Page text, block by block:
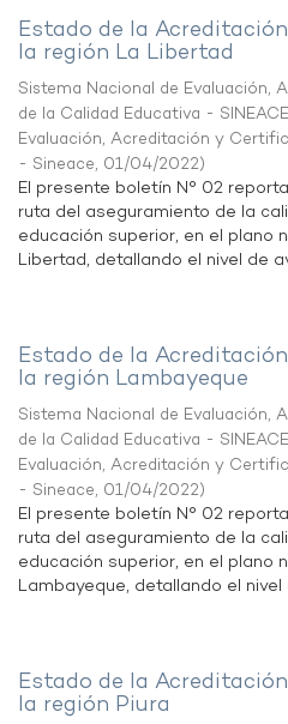
Estado de la
la región La Libertad
Sistema Nacional de Evaluación,
de la Calidad Educativa - SINEACE
Evaluación, Acreditación y
- Sineace, 01/04/2022)
El presente boletín N° 02
ruta del aseguramiento de la
educación superior, en el plano
Libertad, detallando el nivel de
Estado de la
la región Lambayeque
Sistema Nacional de Evaluación,
de la Calidad Educativa - SINEACE
Evaluación, Acreditación y
- Sineace, 01/04/2022)
El presente boletín N° 02
ruta del aseguramiento de la
educación superior, en el plano
Lambayeque, detallando el nivel
Estado de la
la región Piura